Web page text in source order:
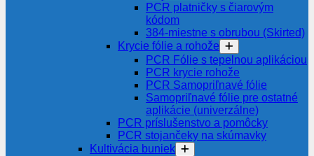
PCR platničky s čiarovým
kódom
384-miestne s obrubou (Skirted)
Krycie fólie a rohože
PCR Fólie s tepelnou aplikáciou
PCR krycie rohože
PCR Samopriľnavé fólie
Samopriľnavé fólie pre ostatné
aplikácie (univerzálne)
PCR príslušenstvo a pomôcky
PCR stojančeky na skúmavky
Kultivácia buniek